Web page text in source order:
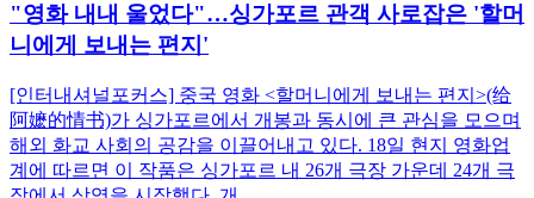
"영화 내내 울었다"…싱가포르 관객 사로잡은 '할머
니에게 보내는 편지'
[인터내셔널포커스] 중국 영화 <할머니에게 보내는 편지>(给
阿嬷的情书)가 싱가포르에서 개봉과 동시에 큰 관심을 모으며
해외 화교 사회의 공감을 이끌어내고 있다. 18일 현지 영화업
계에 따르면 이 작품은 싱가포르 내 26개 극장 가운데 24개 극